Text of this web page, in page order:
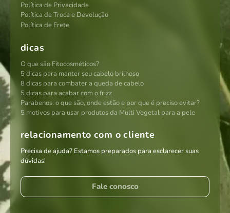
Política de Privacidade
Política de Troca e Devolução
Política de Frete
dicas
O que são Fitocosméticos?
5 dicas para manter seu cabelo brilhoso
8 dicas para combater a queda de cabelo
5 dicas para acabar com o frizz
Parabenos: o que são, onde estão e por que é preciso evitar?
5 motivos para usar produtos da Multi Vegetal para a pele
relacionamento com o cliente
Precisa de ajuda? Estamos preparados para esclarecer suas
dúvidas!
Fale conosco